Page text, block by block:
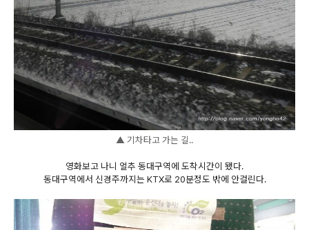
▲ 기차타고 가는 길..
영화보고 나니 얼추 동대구역에 도착시간이 됐다.
동대구역에서 신경주까지는 KTX로 20분정도 밖에 안걸린다.